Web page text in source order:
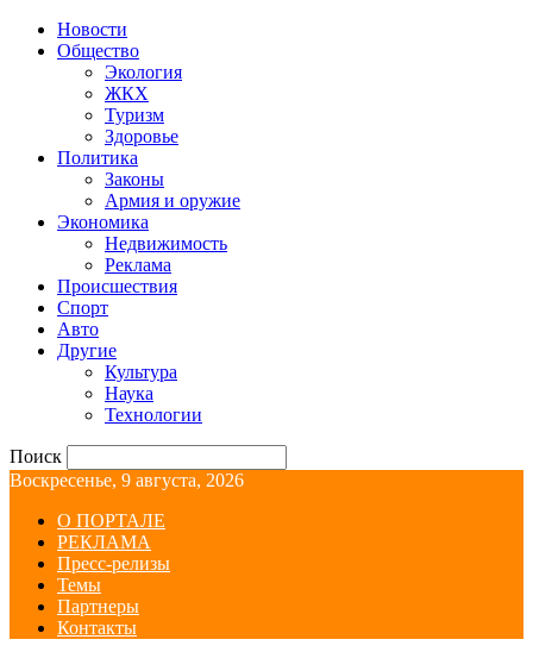
Новости
Общество
Экология
ЖКХ
Туризм
Здоровье
Политика
Законы
Армия и оружие
Экономика
Недвижимость
Реклама
Происшествия
Спорт
Авто
Другие
Культура
Наука
Технологии
Поиск
Воскресенье, 9 августа, 2026
О ПОРТАЛЕ
РЕКЛАМА
Пресс-релизы
Темы
Партнеры
Контакты